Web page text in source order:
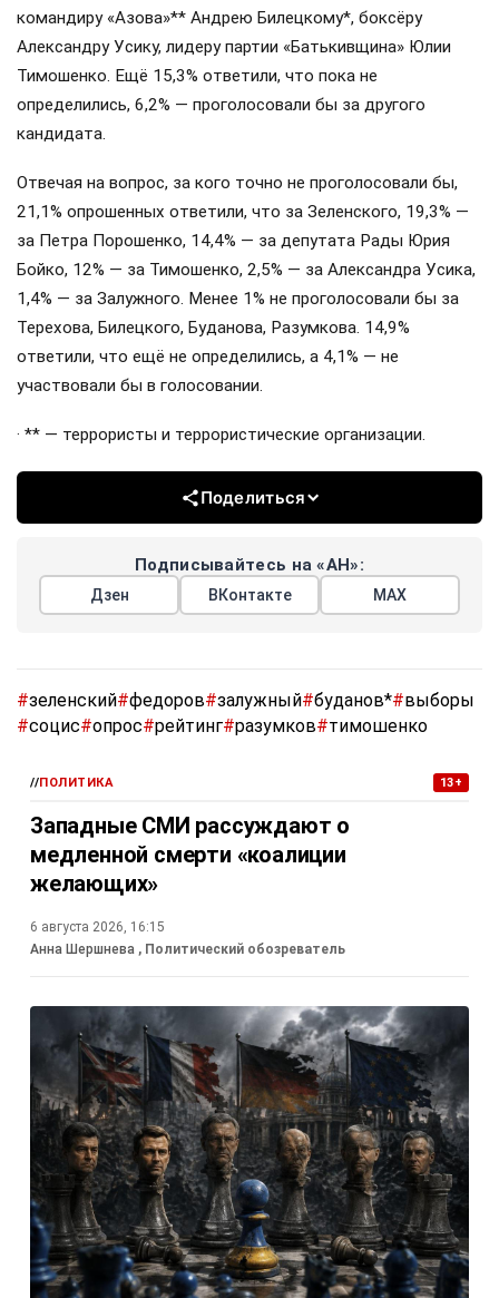
командиру «Азова»** Андрею Билецкому*, боксёру
Александру Усику, лидеру партии «Батькивщина» Юлии
Тимошенко. Ещё 15,3% ответили, что пока не
определились, 6,2% — проголосовали бы за другого
кандидата.
Отвечая на вопрос, за кого точно не проголосовали бы,
21,1% опрошенных ответили, что за Зеленского, 19,3% —
за Петра Порошенко, 14,4% — за депутата Рады Юрия
Бойко, 12% — за Тимошенко, 2,5% — за Александра Усика,
1,4% — за Залужного. Менее 1% не проголосовали бы за
Терехова, Билецкого, Буданова, Разумкова. 14,9%
ответили, что ещё не определились, а 4,1% — не
участвовали бы в голосовании.
· ** — террористы и террористические организации.
Поделиться
Подписывайтесь на «АН»:
Дзен ВКонтакте МАХ
#зеленский#федоров#залужный#буданов*#выборы
#социс#опрос#рейтинг#разумков#тимошенко
//ПОЛИТИКА 13+
Западные СМИ рассуждают о
медленной смерти «коалиции
желающих»
6 августа 2026, 16:15
Анна Шершнева , Политический обозреватель